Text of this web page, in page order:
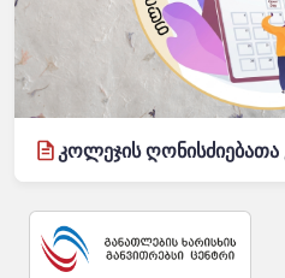
კოლეჯის